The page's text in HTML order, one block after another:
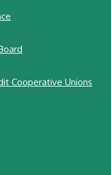
Cooperative Unions